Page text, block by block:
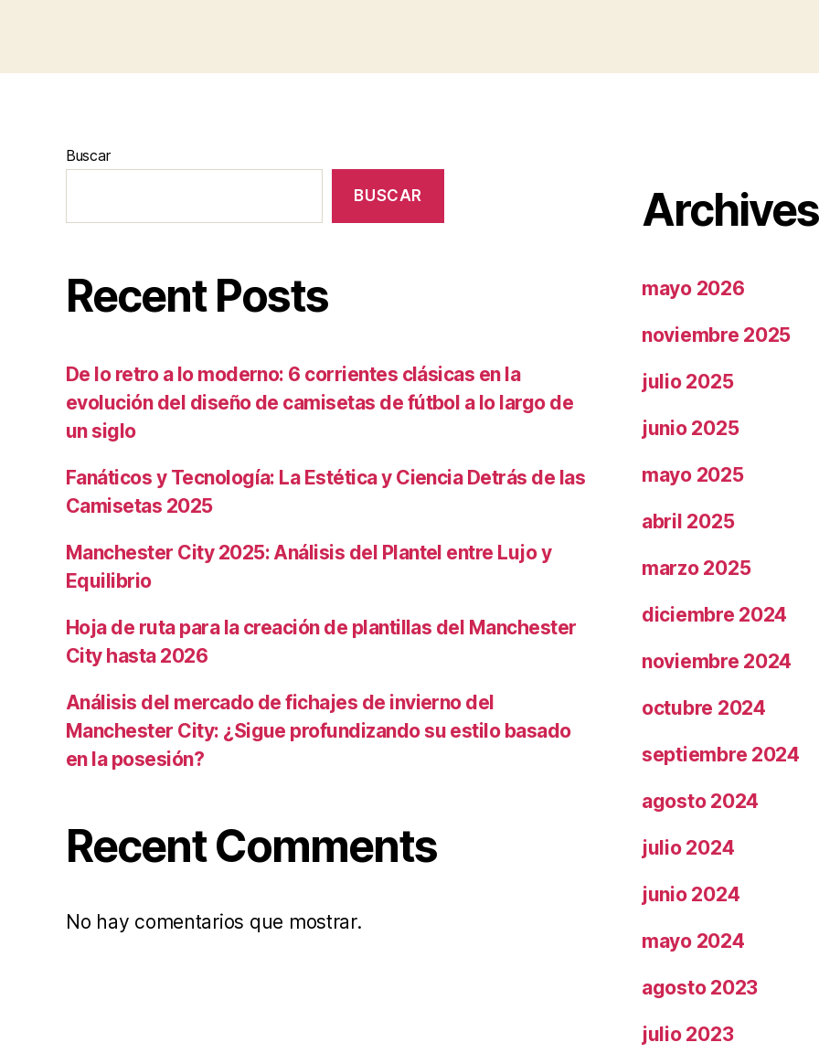
Buscar
BUSCAR
Recent Posts
De lo retro a lo moderno: 6 corrientes clásicas en la
evolución del diseño de camisetas de fútbol a lo largo de
un siglo
Fanáticos y Tecnología: La Estética y Ciencia Detrás de las
Camisetas 2025
Manchester City 2025: Análisis del Plantel entre Lujo y
Equilibrio
Hoja de ruta para la creación de plantillas del Manchester
City hasta 2026
Análisis del mercado de fichajes de invierno del
Manchester City: ¿Sigue profundizando su estilo basado
en la posesión?
Recent Comments
No hay comentarios que mostrar.
Archives
mayo 2026
noviembre 2025
julio 2025
junio 2025
mayo 2025
abril 2025
marzo 2025
diciembre 2024
noviembre 2024
octubre 2024
septiembre 2024
agosto 2024
julio 2024
junio 2024
mayo 2024
agosto 2023
julio 2023